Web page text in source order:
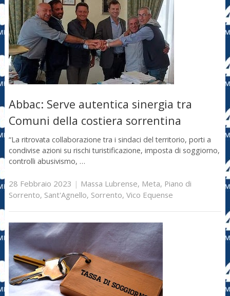
Abbac: Serve autentica sinergia tra
Comuni della costiera sorrentina
“La ritrovata collaborazione tra i sindaci del territorio, porti a
condivise azioni su rischi turistificazione, imposta di soggiorno,
controlli abusivismo, …
28 Febbraio 2023 | Massa Lubrense, Meta, Piano di
Sorrento, Sant'Agnello, Sorrento, Vico Equense